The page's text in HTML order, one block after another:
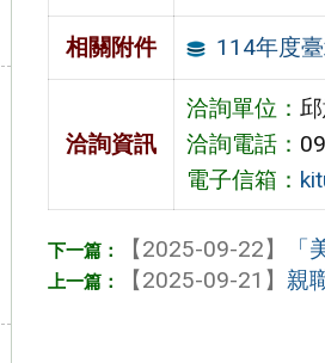
相關附件 114年度
洽詢資訊
洽詢單位：
洽詢電話：
電子信箱：
【2025-09-22】
【2025-09-21】 親